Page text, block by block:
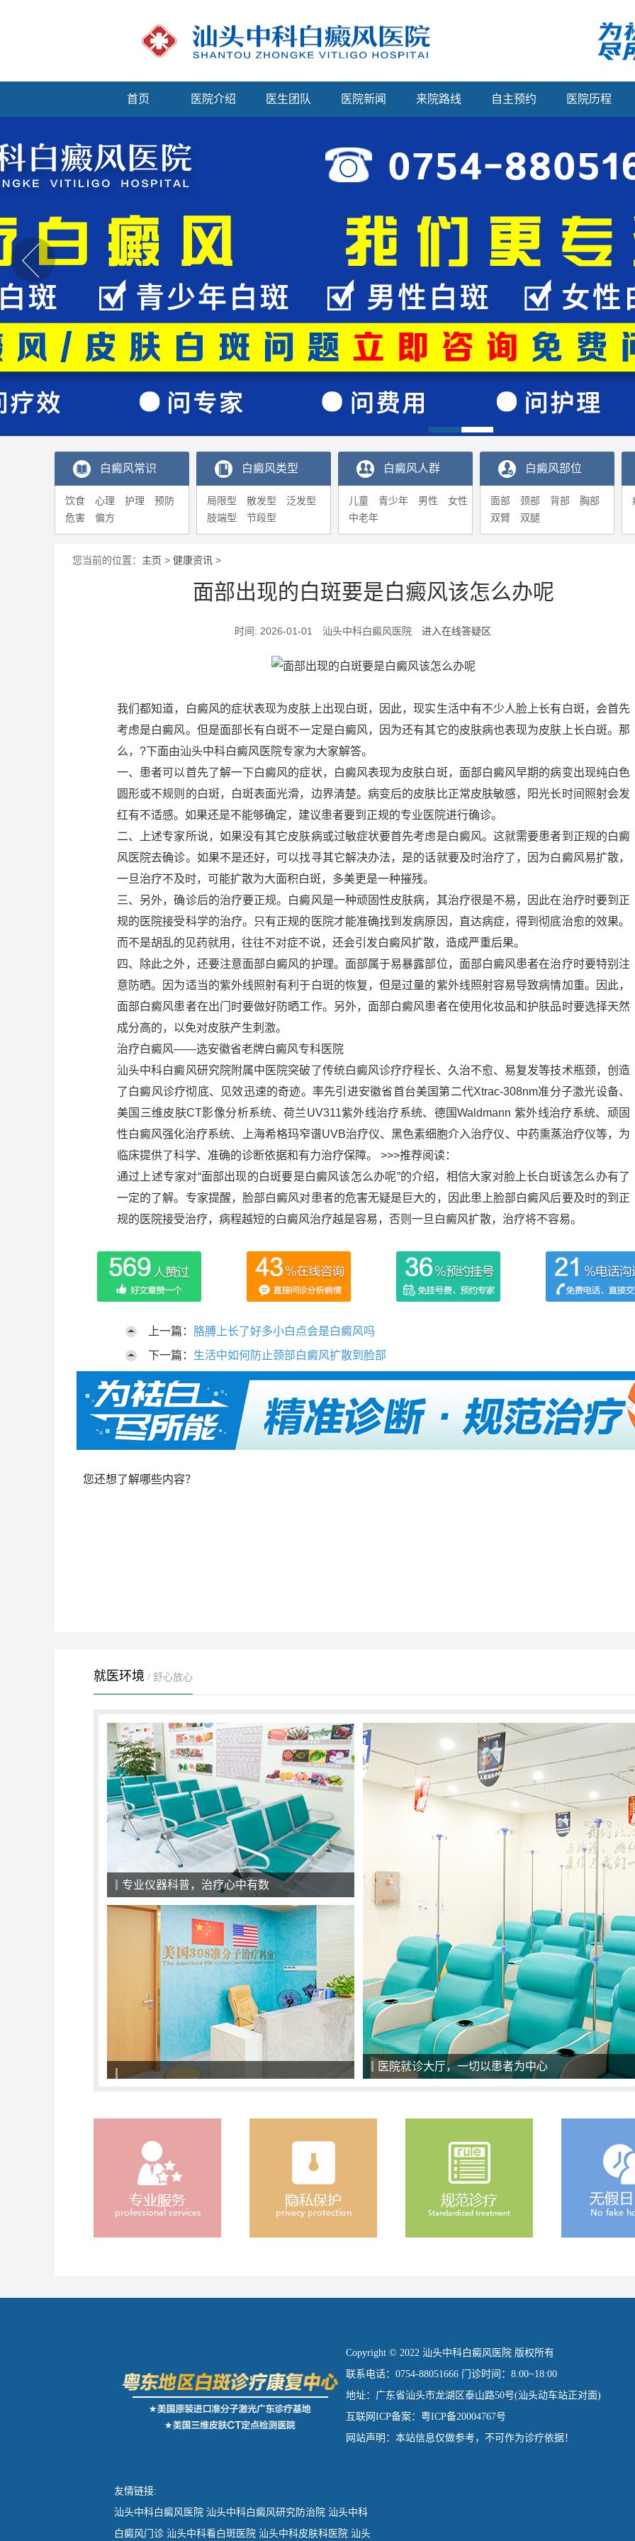
首页 医院介绍 医生团队 医院新闻 来院路线 自主预约 医院历程
白癜风常识
饮食 心理 护理
预防
危害
偏方
白癜风类型
局限型 散发型
泛发型
肢端型
节段型
白癜风人群
儿童 青少年 男性
女性
中老年
白癜风部位
面部 颈部 背部
胸部
双臂
双腿
您当前的位置： 主页 > 健康资讯 >
面部出现的白斑要是白癜风该怎么办呢
时间: 2026-01-01 汕头中科白癜风医院 进入在线答疑区
我们都知道，白癜风的症状表现为皮肤上出现白斑，因此，现实生活中有不少人脸上长有白斑，会首先
考虑是白癜风。但是面部长有白斑不一定是白癜风，因为还有其它的皮肤病也表现为皮肤上长白斑。那
么，?下面由汕头中科白癜风医院专家为大家解答。
一、患者可以首先了解一下白癜风的症状，白癜风表现为皮肤白斑，面部白癜风早期的病变出现纯白色
圆形或不规则的白斑，白斑表面光滑，边界清楚。病变后的皮肤比正常皮肤敏感，阳光长时间照射会发
红有不适感。如果还是不能够确定，建议患者要到正规的专业医院进行确诊。
二、上述专家所说，如果没有其它皮肤病或过敏症状要首先考虑是白癜风。这就需要患者到正规的白癜
风医院去确诊。如果不是还好，可以找寻其它解决办法，是的话就要及时治疗了，因为白癜风易扩散，
一旦治疗不及时，可能扩散为大面积白斑，多美更是一种摧残。
三、另外，确诊后的治疗要正规。白癜风是一种顽固性皮肤病，其治疗很是不易，因此在治疗时要到正
规的医院接受科学的治疗。只有正规的医院才能准确找到发病原因，直达病症，得到彻底治愈的效果。
而不是胡乱的见药就用，往往不对症不说，还会引发白癜风扩散，造成严重后果。
四、除此之外，还要注意面部白癜风的护理。面部属于易暴露部位，面部白癜风患者在治疗时要特别注
意防晒。因为适当的紫外线照射有利于白斑的恢复，但是过量的紫外线照射容易导致病情加重。因此，
面部白癜风患者在出门时要做好防晒工作。另外，面部白癜风患者在使用化妆品和护肤品时要选择天然
成分高的，以免对皮肤产生刺激。
治疗白癜风——选安徽省老牌白癜风专科医院
汕头中科白癜风研究院附属中医院突破了传统白癜风诊疗疗程长、久治不愈、易复发等技术瓶颈，创造
了白癜风诊疗彻底、见效迅速的奇迹。率先引进安徽省首台美国第二代Xtrac-308nm准分子激光设备、
美国三维皮肤CT影像分析系统、荷兰UV311紫外线治疗系统、德国Waldmann 紫外线治疗系统、顽固
性白癜风强化治疗系统、上海希格玛窄谱UVB治疗仪、黑色素细胞介入治疗仪、中药熏蒸治疗仪等，为
临床提供了科学、准确的诊断依据和有力治疗保障。 >>>推荐阅读：
通过上述专家对“面部出现的白斑要是白癜风该怎么办呢”的介绍，相信大家对脸上长白斑该怎么办有了
一定的了解。专家提醒，脸部白癜风对患者的危害无疑是巨大的，因此患上脸部白癜风后要及时的到正
规的医院接受治疗，病程越短的白癜风治疗越是容易，否则一旦白癜风扩散，治疗将不容易。
上一篇： 胳膊上长了好多小白点会是白癜风吗
下一篇： 生活中如何防止颈部白癜风扩散到脸部
您还想了解哪些内容？
就医环境 / 舒心放心
医院候诊大厅，一切以患者为中心
308准分子激光治疗系统 美国最新一代308准分子激光治疗系统
Copyright © 2022 汕头中科白癜风医院 版权所有
联系电话：0754-88051666 门诊时间：8:00~18:00
地址：广东省汕头市龙湖区泰山路50号(汕头动车站正对面)
互联网ICP备案：粤ICP备20004767号
网站声明：本站信息仅做参考，不可作为诊疗依据！
友情链接:
汕头中科白癜风医院 汕头中科白癜风研究防治院 汕头中科
白癜风门诊 汕头中科看白斑医院 汕头中科皮肤科医院 汕头